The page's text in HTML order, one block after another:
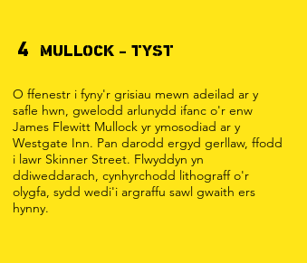
4 MULLOCK - TYST
O ffenestr i fyny'r grisiau mewn adeilad ar y
safle hwn, gwelodd arlunydd ifanc o'r enw
James Flewitt Mullock yr ymosodiad ar y
Westgate Inn. Pan darodd ergyd gerllaw, ffodd
i lawr Skinner Street. Flwyddyn yn
ddiweddarach, cynhyrchodd lithograff o'r
olygfa, sydd wedi'i argraffu sawl gwaith ers
hynny.